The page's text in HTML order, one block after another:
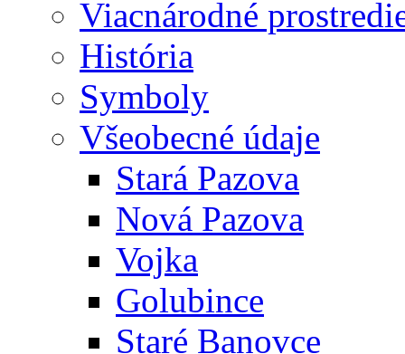
Viacnárodné
História
Symboly
Všeobecné údaje
Stará Pazova
Nová Pazova
Vojka
Golubince
Staré Banovce